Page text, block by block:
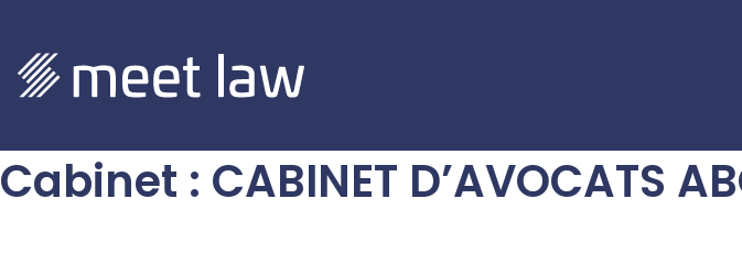
Cabinet : CABINET D’AVOCATS